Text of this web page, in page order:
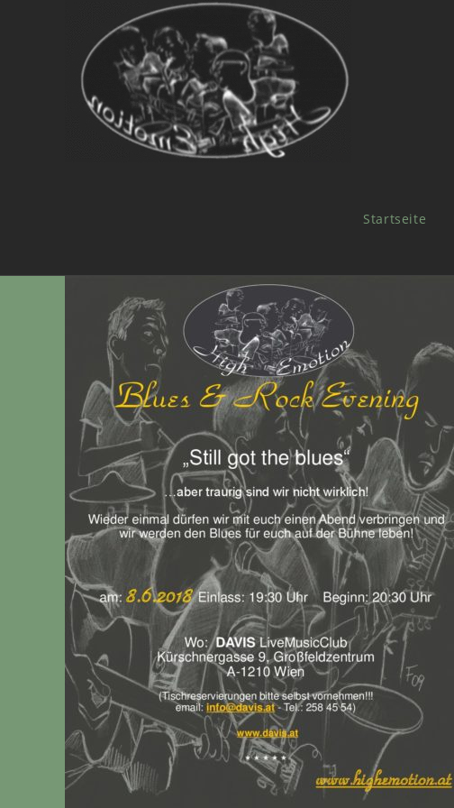
Startseite